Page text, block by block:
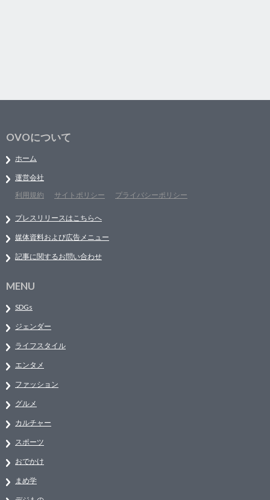
OVOについて
ホーム
運営会社
利用規約
サイトポリシー プライバシーポリシー
プレスリリースはこちらへ
媒体資料および広告メニュー
記事に関するお問い合わせ
MENU
SDGs
ジェンダー
ライフスタイル
エンタメ
ファッション
グルメ
カルチャー
スポーツ
おでかけ
まめ学